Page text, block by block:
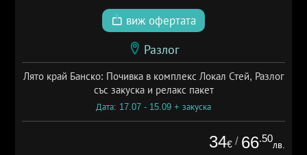
виж офертата
Разлог
Лято край Банско: Почивка в комплекс Локал Стей, Разлог
със закуска и релакс пакет
Дата: 17.07 - 15.09 + закуска
34€ / 66.50
лв.